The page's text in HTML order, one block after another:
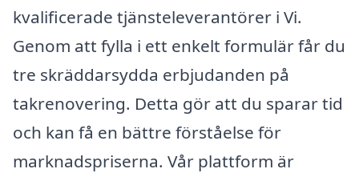
kvalificerade tjänsteleverantörer i Vi.
Genom att fylla i ett enkelt formulär får du
tre skräddarsydda erbjudanden på
takrenovering. Detta gör att du sparar tid
och kan få en bättre förståelse för
marknadspriserna. Vår plattform är